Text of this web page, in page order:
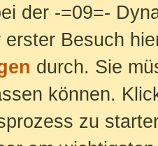
der -=09=-
erster Besuch
durch. Sie
können.
zu